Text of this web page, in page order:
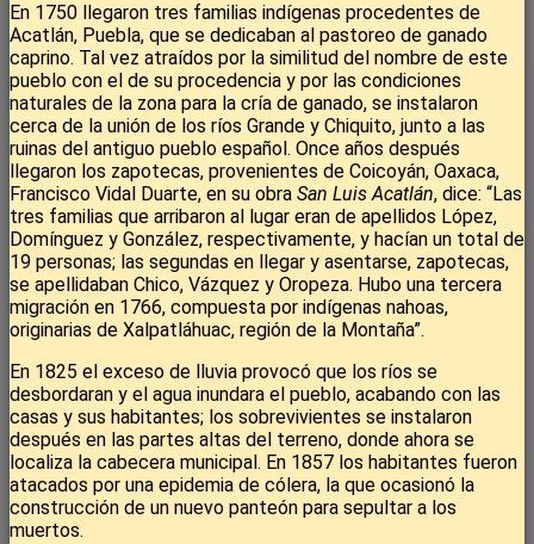
En 1750 llegaron tres familias indígenas procedentes de
Acatlán, Puebla, que se dedicaban al pastoreo de ganado
caprino. Tal vez atraídos por la similitud del nombre de este
pueblo con el de su procedencia y por las condiciones
naturales de la zona para la cría de ganado, se instalaron
cerca de la unión de los ríos Grande y Chiquito, junto a las
ruinas del antiguo pueblo español. Once años después
llegaron los zapotecas, provenientes de Coicoyán, Oaxaca,
Francisco Vidal Duarte, en su obra San Luis Acatlán, dice: “Las
tres familias que arribaron al lugar eran de apellidos López,
Domínguez y González, respectivamente, y hacían un total de
19 personas; las segundas en llegar y asentarse, zapotecas,
se apellidaban Chico, Vázquez y Oropeza. Hubo una tercera
migración en 1766, compuesta por indígenas nahoas,
originarias de Xalpatláhuac, región de la Montaña”.
En 1825 el exceso de lluvia provocó que los ríos se
desbordaran y el agua inundara el pueblo, acabando con las
casas y sus habitantes; los sobrevivientes se instalaron
después en las partes altas del terreno, donde ahora se
localiza la cabecera municipal. En 1857 los habitantes fueron
atacados por una epidemia de cólera, la que ocasionó la
construcción de un nuevo panteón para sepultar a los
muertos.